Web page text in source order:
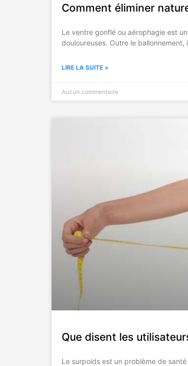
Comment éliminer
Le ventre gonflé ou aérophagie est
douloureuses. Outre le ballonnement,
LIRE LA SUITE »
Aucun commentaire
Que disent les
Le surpoids est un problème de